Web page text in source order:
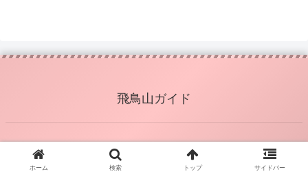
飛鳥山ガイド
© 2024 飛鳥山ガイド.
ホーム 検索 トップ サイドバー